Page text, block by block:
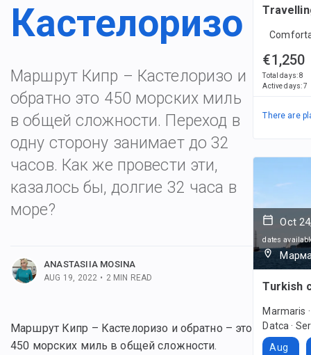
Кастелоризо
Маршрут Кипр – Кастелоризо и
обратно это 450 морских миль
в общей сложности. Переход в
одну сторону занимает до 32
часов. Как же провести эти,
казалось бы, долгие 32 часа в
море?
ANASTASIIA MOSINA
AUG 19, 2022 • 2 MIN READ
Маршрут Кипр – Кастелоризо и обратно – это
450 морских миль в общей сложности.
€1,250
Total days:8
Active days:7
There are
Oct
dates
Turkish
Marmaris
Datca ·
Aug